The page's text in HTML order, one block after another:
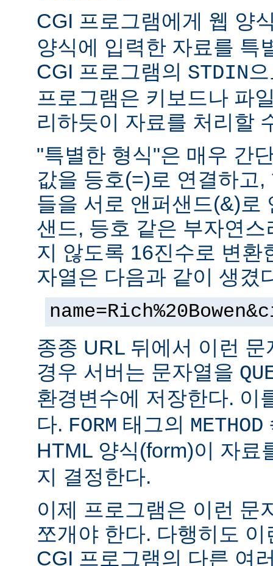
CGI 프로그램에게 웹 양
양식에 입력한 자료를 특
CGI 프로그램의 STDIN
프로그램은 키보드나 파
리하듯이 자료를 처리할
"특별한 형식"은 매우 간
값을 등호(=)로 연결하고
들을 서로 앤퍼샌드(&)로
샌드, 등호 같은 부자연
지 않도록 16진수로 변환
자열은 다음과 같이 생겼
종종 URL 뒤에서 이런
경우 서버는 문자열을
환경변수에 저장한다. 이
다. FORM 태그의 METHOD
HTML 양식(form)이 자료
지 결정한다.
이제 프로그램은 이런 문
쪼개야 한다. 다행히도
CGI 프로그램의 다른 여